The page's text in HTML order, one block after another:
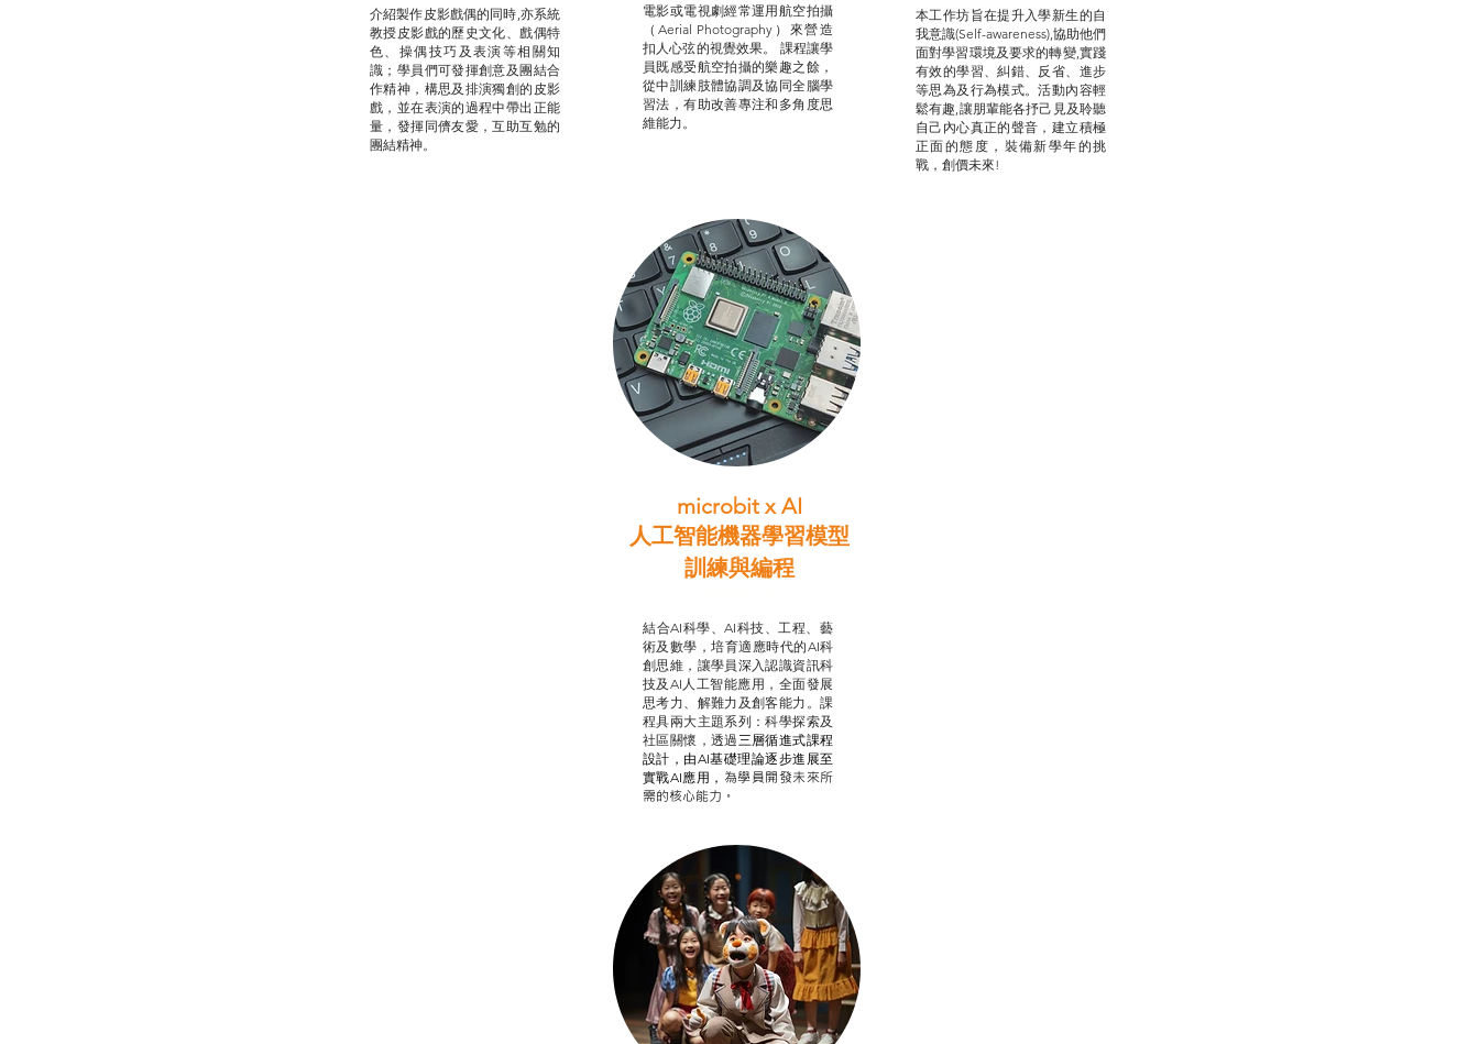
介紹製作皮影戲偶的同時,亦系統
教授皮影戲的歷史文化、戲偶特
色、操偶技巧及表演等相關知
識；學員們可發揮創意及團結合
作精神，構思及排演獨創的皮影
戲，並在表演的過程中帶出正能
量，發揮同儕友愛，互助互勉的
團結精神。
電影或電視劇經常運用航空拍攝
（Aerial Photography）來營造
扣人心弦的視覺效果。 課程讓學
員既感受航空拍攝的樂趣之餘，
從中訓練肢體協調及協同全腦學
習法，有助改善專注和多角度思
維能力。
本工作坊旨在提升入學新生的自
我意識(Self-awareness),協助他們
面對學習環境及要求的轉變,實踐
有效的學習、糾錯、反省、進步
等思為及行為模式。活動內容輕
鬆有趣,讓朋輩能各抒己見及聆聽
自己內心真正的聲音，建立積極
正面的態度，裝備新學年的挑
戰，創價未來!
microbit x AI
人工智能機器學習模型
訓練與編程
結合AI科學、AI科技、工程、藝
術及數學，培育適應時代的AI科
創思維，讓學員深入認識資訊科
技及AI人工智能應用，全面發展
思考力、解難力及創客能力。課
程具兩大主題系列：科學探索及
社區關懷，透過 三層循進式課程
設計， 由AI基礎理論逐步進展至
實戰AI應用， 為學員開發未來所
需的核心能力。